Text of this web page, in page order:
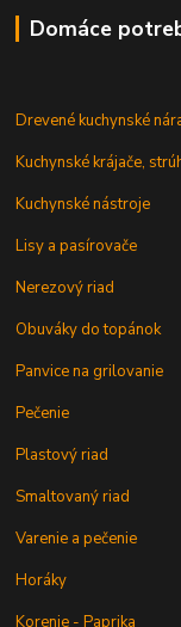
Domáce
Drevené kuchynské
Kuchynské krájače,
Kuchynské nástroje
Lisy a pasírovače
Nerezový riad
Obuváky do topánok
Panvice na grilovanie
Pečenie
Plastový riad
Smaltovaný riad
Varenie a pečenie
Horáky
Korenie - Paprika